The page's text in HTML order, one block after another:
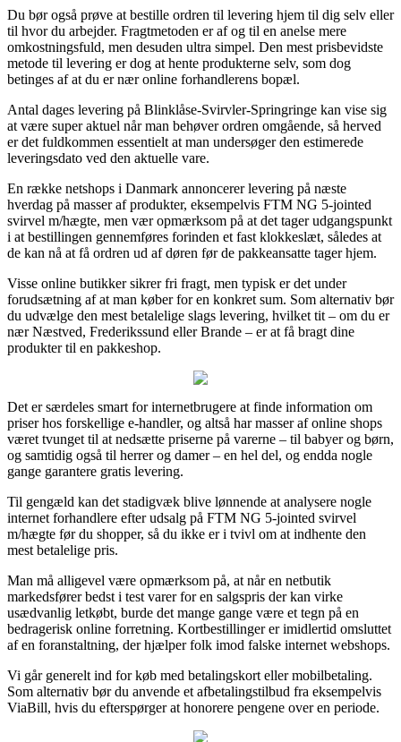
Du bør også prøve at bestille ordren til levering hjem til dig selv eller
til hvor du arbejder. Fragtmetoden er af og til en anelse mere
omkostningsfuld, men desuden ultra simpel. Den mest prisbevidste
metode til levering er dog at hente produkterne selv, som dog
betinges af at du er nær online forhandlerens bopæl.
Antal dages levering på Blinklåse-Svirvler-Springringe kan vise sig
at være super aktuel når man behøver ordren omgående, så herved
er det fuldkommen essentielt at man undersøger den estimerede
leveringsdato ved den aktuelle vare.
En række netshops i Danmark annoncerer levering på næste
hverdag på masser af produkter, eksempelvis FTM NG 5-jointed
svirvel m/hægte, men vær opmærksom på at det tager udgangspunkt
i at bestillingen gennemføres forinden et fast klokkeslæt, således at
de kan nå at få ordren ud af døren før de pakkeansatte tager hjem.
Visse online butikker sikrer fri fragt, men typisk er det under
forudsætning af at man køber for en konkret sum. Som alternativ bør
du udvælge den mest betalelige slags levering, hvilket tit – om du er
nær Næstved, Frederikssund eller Brande – er at få bragt dine
produkter til en pakkeshop.
Det er særdeles smart for internetbrugere at finde information om
priser hos forskellige e-handler, og altså har masser af online shops
været tvunget til at nedsætte priserne på varerne – til babyer og børn,
og samtidig også til herrer og damer – en hel del, og endda nogle
gange garantere gratis levering.
Til gengæld kan det stadigvæk blive lønnende at analysere nogle
internet forhandlere efter udsalg på FTM NG 5-jointed svirvel
m/hægte før du shopper, så du ikke er i tvivl om at indhente den
mest betalelige pris.
Man må alligevel være opmærksom på, at når en netbutik
markedsfører bedst i test varer for en salgspris der kan virke
usædvanlig letkøbt, burde det mange gange være et tegn på en
bedragerisk online forretning. Kortbestillinger er imidlertid omsluttet
af en foranstaltning, der hjælper folk imod falske internet webshops.
Vi går generelt ind for køb med betalingskort eller mobilbetaling.
Som alternativ bør du anvende et afbetalingstilbud fra eksempelvis
ViaBill, hvis du efterspørger at honorere pengene over en periode.